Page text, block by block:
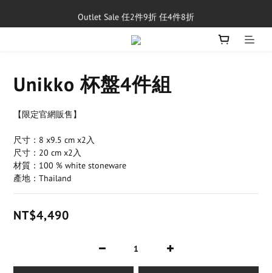
單筆消費滿$5,000享免運費
Outlet Sale 任2件9折 任4件8折
8/1~8/31，新品與經典商品滿額$10,000 現折$500
Unikko 杯盤4件組
【限定官網販售】
尺寸：8 x9.5 cm x2入
尺寸：20 cm x2入
材質：100 % white stoneware
產地：Thailand
NT$4,490